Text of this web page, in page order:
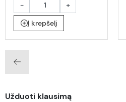
-
+
Į krepšelį
Užduoti klausimą